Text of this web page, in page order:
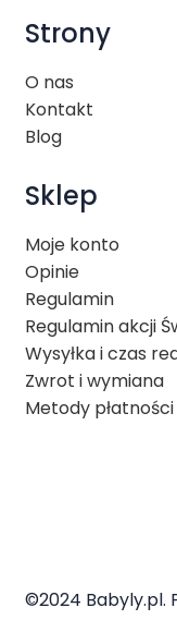
Strony
O nas
Kontakt
Blog
Sklep
Moje konto
Opinie
Regulamin
Regulamin akcji
Wysyłka i czas
Zwrot i wymiana
Metody płatności
©2024 Babyly.pl.